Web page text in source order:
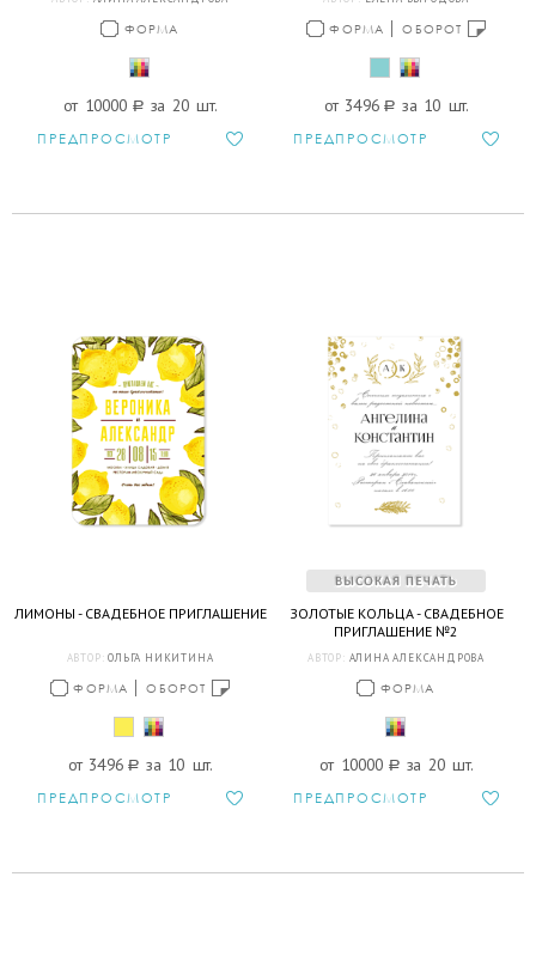
ФОРМА
от 10000 aза 20 шт.
ПРЕДПРОСМОТР
ФОРМА ОБОРОТ
от 3496 a за 10 шт.
ПРЕДПРОСМОТР
ЛИМОНЫ - СВАДЕБНОЕ ПРИГЛАШЕНИЕ
АВТОР:ОЛЬГА НИКИТИНА
ФОРМА ОБОРОТ
от 3496 a за 10 шт.
ПРЕДПРОСМОТР
ЗОЛОТЫЕ КОЛЬЦА - СВАДЕБНОЕ
ПРИГЛАШЕНИЕ №2
АВТОР: АЛИНА АЛЕКСАНДРОВА
ФОРМА
от 10000 aза 20 шт.
ПРЕДПРОСМОТР